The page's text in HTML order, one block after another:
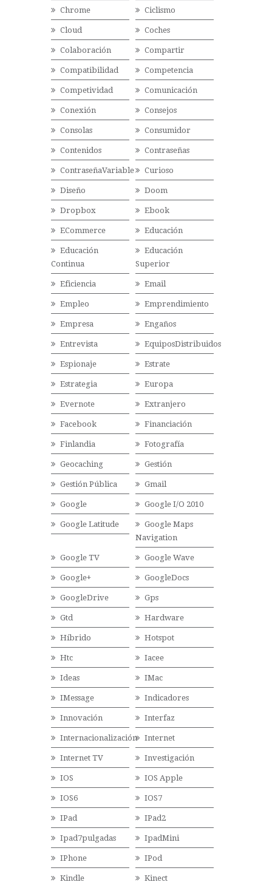
Chrome Ciclismo
Cloud Coches
Colaboración Compartir
Compatibilidad Competencia
Competividad Comunicación
Conexión Consejos
Consolas Consumidor
Contenidos Contraseñas
ContraseñaVariable Curioso
Diseño Doom
Dropbox Ebook
ECommerce Educación
Educación
Continua
Educación
Superior
Eficiencia Email
Empleo Emprendimiento
Empresa Engaños
Entrevista EquiposDistribuidos
Espionaje Estrate
Estrategia Europa
Evernote Extranjero
Facebook Financiación
Finlandia Fotografía
Geocaching Gestión
Gestión Pública Gmail
Google Google I/O 2010
Google Latitude
Google Maps
Navigation
Google TV Google Wave
Google+ GoogleDocs
GoogleDrive Gps
Gtd Hardware
Híbrido Hotspot
Htc Iacee
Ideas IMac
IMessage Indicadores
Innovación Interfaz
Internacionalización Internet
Internet TV Investigación
IOS IOS Apple
IOS6 IOS7
IPad IPad2
Ipad7pulgadas IpadMini
IPhone IPod
Kindle Kinect